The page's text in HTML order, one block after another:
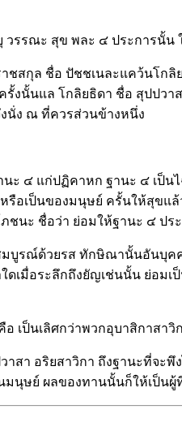
วรรณะ สุข พละ ๔ ประการนั้น
กุล ชื่อ ปัชชเนละแคว้นโกลิ
งนั้นแล โกลิยธิดา ชื่อ สุปปว
นั่ง ณ ที่ควรส่วนข้างหนึ่ง
ะ ๔ แก่ปฏิคาหก ฐานะ ๔ เ
อเป็นของมนุษย์ ครั้นให้สุข
ชนะ ชื่อว่า ย่อมให้ฐานะ ๔ ปร
บูรณ์ด้วยรส ทักษิณานั้นอันบุ
ดเมื่อระลึกถึงยัญเช่นนั้น ย่อ
เป็นเลิศกว่าพวกอุบาสิกาส
สา อริยสาวิกา ถึงฐานะที่จะ
มนุษย์ ผลของทานนั้นก็ให้เป็น